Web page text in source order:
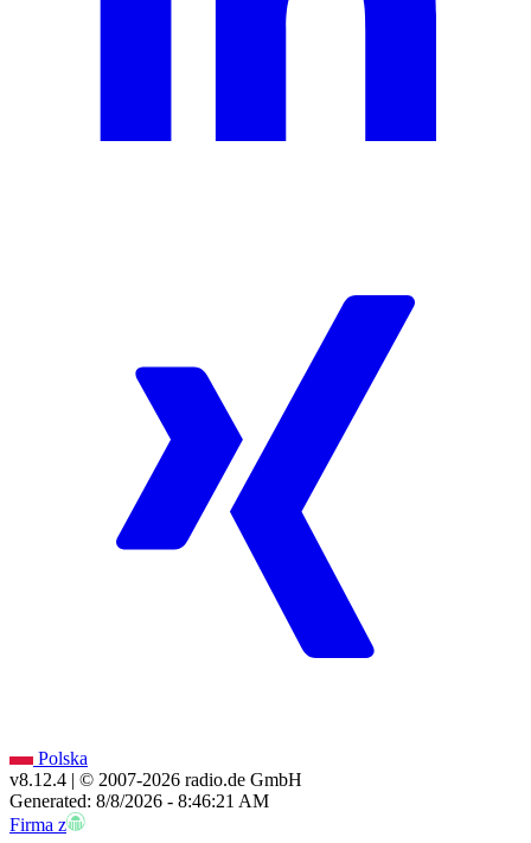
Polska
v8.12.4 | © 2007-2026 radio.de GmbH
Generated: 8/8/2026 - 8:46:21 AM
Firma z